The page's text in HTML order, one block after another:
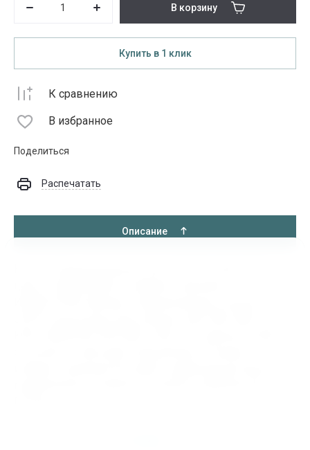
В корзину
Купить в 1 клик
К сравнению
В избранное
Поделиться
Распечатать
Описание